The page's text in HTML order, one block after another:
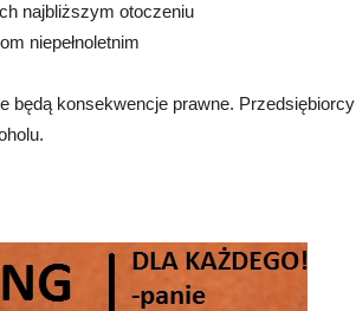
najbliższym otoczeniu
niepełnoletnim
będą konsekwencje prawne. Przedsiębiorcy